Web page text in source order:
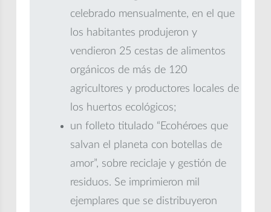
celebrado mensualmente, en el que
los habitantes produjeron y
vendieron 25 cestas de alimentos
orgánicos de más de 120
agricultores y productores locales de
los huertos ecológicos;
un folleto titulado “Ecohéroes que
salvan el planeta con botellas de
amor”, sobre reciclaje y gestión de
residuos. Se imprimieron mil
ejemplares que se distribuyeron